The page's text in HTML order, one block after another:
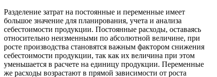
Разделение затрат на постоянные и переменные имеет
большое значение для планирования, учета и анализа
себестоимости продукции. Постоянные расходы, оставаясь
относительно неизменными по абсолютной величине, при
росте производства становятся важным фактором снижения
себестоимости продукции, так как их величина при этом
уменьшается в расчете на единицу продукции. Переменные
же расходы возрастают в прямой зависимости от роста